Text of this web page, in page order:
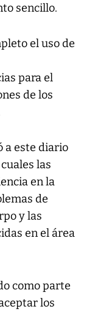
sencillo.
el uso de
para el
de los
a este diario
las
en la
de
y las
en el área
como parte
los